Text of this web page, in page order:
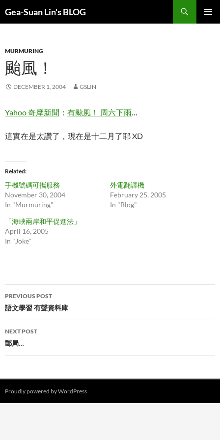
Gea-Suan Lin's BLOG
MURMURING
颱風！
DECEMBER 1, 2004 GSLIN
Yahoo 奇摩新聞 ： 有颱風！ 周六下雨…
這實在是太讚了，現在是十二月了耶 XD
Related
手機號碼可攜服務
November 30, 2004
In "Murmuring"
外電翻譯機
February 25, 2005
In "Blog"
「海峽兩岸和平促進法」
April 16, 2005
In "Joke"
Post
navigation
PREVIOUS POST
語文學習 有聲資料庫
NEXT POST
郵局…
Proudly powered by WordPress